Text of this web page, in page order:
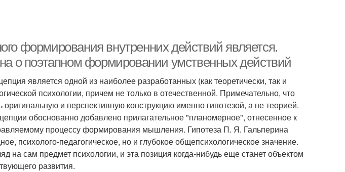
формирования внутренних действий является.
о поэтапном формировании умственных действий
является одной из наиболее разработанных (как теоретически, так и
психологии, причем не только в отечественной. Примечательно, что
и перспективную конструкцию именно гипотезой, а не теорией.
обоснованно добавлено прилагательное "планомерное", отнесенное к
процессу формирования мышления. Гипотеза П. Я. Гальперина
психолого-педагогическое, но и глубокое общепсихологическое значение.
на сам предмет психологии, и эта позиция когда-нибудь еще станет объектом
развития.